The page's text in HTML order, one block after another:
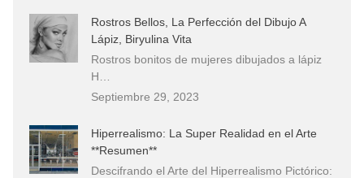
Rostros Bellos, La Perfección del Dibujo A
Lápiz, Biryulina Vita
Rostros bonitos de mujeres dibujados a lápiz
H…
Septiembre 29, 2023
Hiperrealismo: La Super Realidad en el Arte
**Resumen**
Descifrando el Arte del Hiperrealismo Pictórico: